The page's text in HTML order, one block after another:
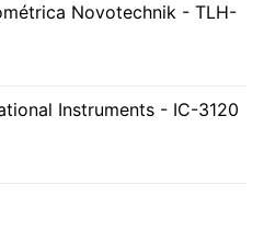
Novotechnik - TLH-
Instruments - IC-3120